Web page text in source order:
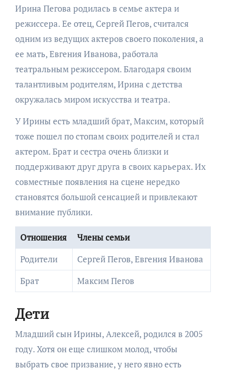
Ирина Пегова родилась в семье актера и
режиссера. Ее отец, Сергей Пегов, считался
одним из ведущих актеров своего поколения, а
ее мать, Евгения Иванова, работала
театральным режиссером. Благодаря своим
талантливым родителям, Ирина с детства
окружалась миром искусства и театра.
У Ирины есть младший брат, Максим, который
тоже пошел по стопам своих родителей и стал
актером. Брат и сестра очень близки и
поддерживают друг друга в своих карьерах. Их
совместные появления на сцене нередко
становятся большой сенсацией и привлекают
внимание публики.
Отношения
Члены семьи
Родители
Сергей Пегов, Евгения Иванова
Брат
Максим Пегов
Дети
Младший сын Ирины, Алексей, родился в 2005
году. Хотя он еще слишком молод, чтобы
выбрать свое призвание, у него явно есть